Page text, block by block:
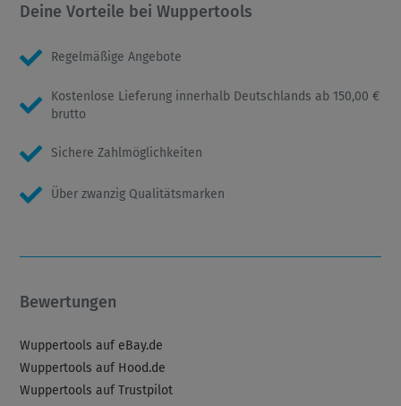
Deine Vorteile bei Wuppertools
Regelmäßige Angebote
Kostenlose Lieferung innerhalb Deutschlands ab 150,00 €
brutto
Sichere Zahlmöglichkeiten
Über zwanzig Qualitätsmarken
Bewertungen
Wuppertools auf eBay.de
Wuppertools auf Hood.de
Wuppertools auf Trustpilot